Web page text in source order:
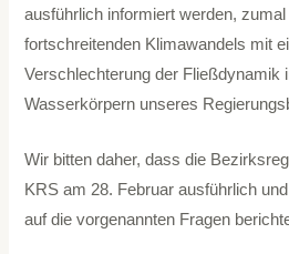
ausführlich informiert werden,
fortschreitenden Klimawandels mit
Verschlechterung der Fließdynamik
Wasserkörpern unseres
Wir bitten daher, dass die
KRS am 28. Februar ausführlich
auf die vorgenannten Fragen